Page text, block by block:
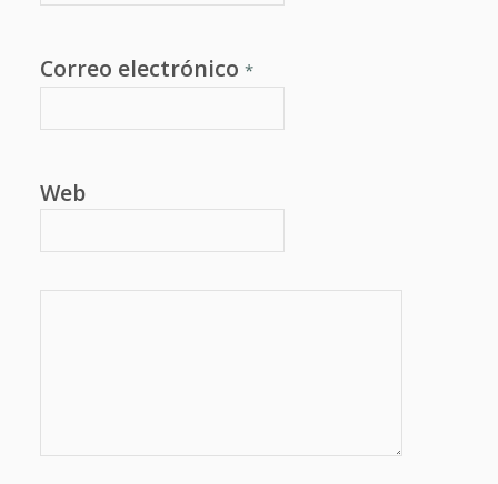
Correo electrónico *
Web